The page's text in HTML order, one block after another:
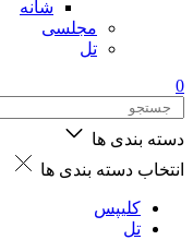
شانه
مجلسی
تل
0
دسته بندی ها
انتخاب دسته بندی ها
کلیپس
تل